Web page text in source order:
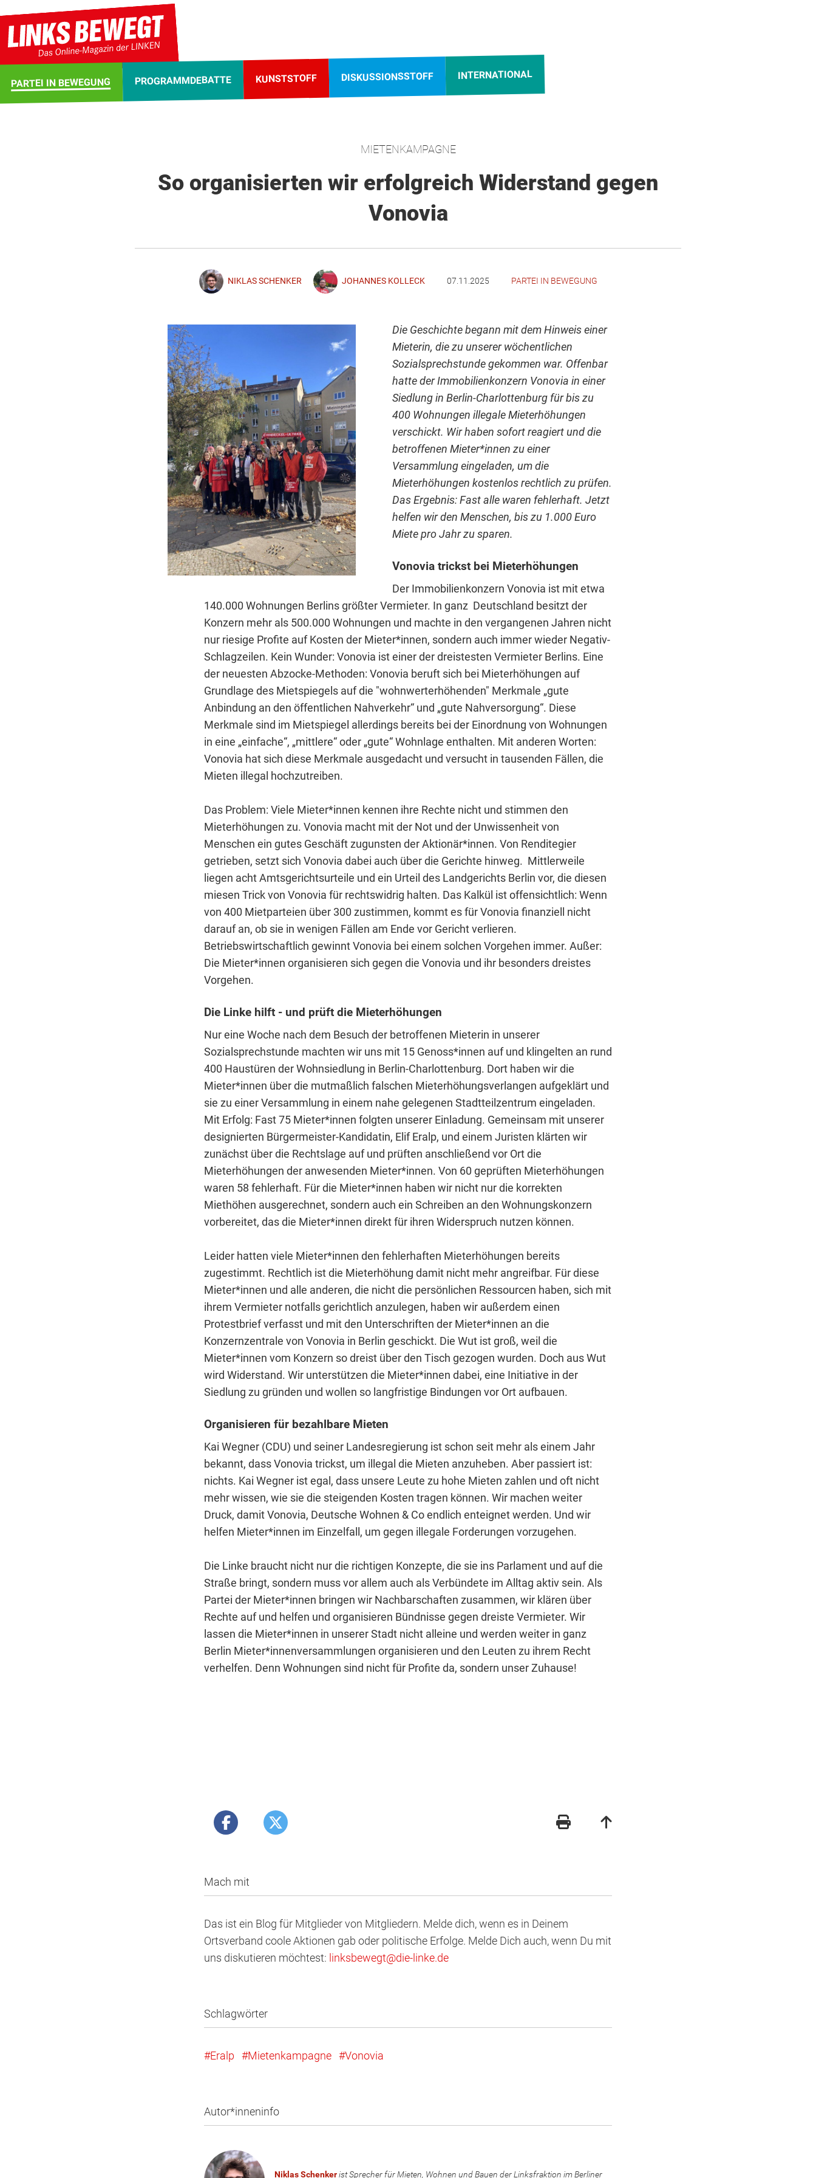
PARTEI IN BEWEGUNG PROGRAMMDEBATTE KUNSTSTOFF DISKUSSIONSSTOFF INTERNATIONAL
MIETENKAMPAGNE
So organisierten wir erfolgreich Widerstand gegen
Vonovia
NIKLAS SCHENKER JOHANNES KOLLECK 07.11.2025 PARTEI IN BEWEGUNG
Die Geschichte begann mit dem Hinweis einer
Mieterin, die zu unserer wöchentlichen
Sozialsprechstunde gekommen war. Offenbar
hatte der Immobilienkonzern Vonovia in einer
Siedlung in Berlin-Charlottenburg für bis zu
400 Wohnungen illegale Mieterhöhungen
verschickt. Wir haben sofort reagiert und die
betroffenen Mieter*innen zu einer
Versammlung eingeladen, um die
Mieterhöhungen kostenlos rechtlich zu prüfen.
Das Ergebnis: Fast alle waren fehlerhaft. Jetzt
helfen wir den Menschen, bis zu 1.000 Euro
Miete pro Jahr zu sparen.
Vonovia trickst bei Mieterhöhungen
Der Immobilienkonzern Vonovia ist mit etwa
140.000 Wohnungen Berlins größter Vermieter. In ganz Deutschland besitzt der
Konzern mehr als 500.000 Wohnungen und machte in den vergangenen Jahren nicht
nur riesige Profite auf Kosten der Mieter*innen, sondern auch immer wieder Negativ-
Schlagzeilen. Kein Wunder: Vonovia ist einer der dreistesten Vermieter Berlins. Eine
der neuesten Abzocke-Methoden: Vonovia beruft sich bei Mieterhöhungen auf
Grundlage des Mietspiegels auf die "wohnwerterhöhenden" Merkmale „gute
Anbindung an den öffentlichen Nahverkehr“ und „gute Nahversorgung“. Diese
Merkmale sind im Mietspiegel allerdings bereits bei der Einordnung von Wohnungen
in eine „einfache“, „mittlere“ oder „gute“ Wohnlage enthalten. Mit anderen Worten:
Vonovia hat sich diese Merkmale ausgedacht und versucht in tausenden Fällen, die
Mieten illegal hochzutreiben.
Das Problem: Viele Mieter*innen kennen ihre Rechte nicht und stimmen den
Mieterhöhungen zu. Vonovia macht mit der Not und der Unwissenheit von
Menschen ein gutes Geschäft zugunsten der Aktionär*innen. Von Renditegier
getrieben, setzt sich Vonovia dabei auch über die Gerichte hinweg. Mittlerweile
liegen acht Amtsgerichtsurteile und ein Urteil des Landgerichts Berlin vor, die diesen
miesen Trick von Vonovia für rechtswidrig halten. Das Kalkül ist offensichtlich: Wenn
von 400 Mietparteien über 300 zustimmen, kommt es für Vonovia finanziell nicht
darauf an, ob sie in wenigen Fällen am Ende vor Gericht verlieren.
Betriebswirtschaftlich gewinnt Vonovia bei einem solchen Vorgehen immer. Außer:
Die Mieter*innen organisieren sich gegen die Vonovia und ihr besonders dreistes
Vorgehen.
Die Linke hilft - und prüft die Mieterhöhungen
Nur eine Woche nach dem Besuch der betroffenen Mieterin in unserer
Sozialsprechstunde machten wir uns mit 15 Genoss*innen auf und klingelten an rund
400 Haustüren der Wohnsiedlung in Berlin-Charlottenburg. Dort haben wir die
Mieter*innen über die mutmaßlich falschen Mieterhöhungsverlangen aufgeklärt und
sie zu einer Versammlung in einem nahe gelegenen Stadtteilzentrum eingeladen.
Mit Erfolg: Fast 75 Mieter*innen folgten unserer Einladung. Gemeinsam mit unserer
designierten Bürgermeister-Kandidatin, Elif Eralp, und einem Juristen klärten wir
zunächst über die Rechtslage auf und prüften anschließend vor Ort die
Mieterhöhungen der anwesenden Mieter*innen. Von 60 geprüften Mieterhöhungen
waren 58 fehlerhaft. Für die Mieter*innen haben wir nicht nur die korrekten
Miethöhen ausgerechnet, sondern auch ein Schreiben an den Wohnungskonzern
vorbereitet, das die Mieter*innen direkt für ihren Widerspruch nutzen können.
Leider hatten viele Mieter*innen den fehlerhaften Mieterhöhungen bereits
zugestimmt. Rechtlich ist die Mieterhöhung damit nicht mehr angreifbar. Für diese
Mieter*innen und alle anderen, die nicht die persönlichen Ressourcen haben, sich mit
ihrem Vermieter notfalls gerichtlich anzulegen, haben wir außerdem einen
Protestbrief verfasst und mit den Unterschriften der Mieter*innen an die
Konzernzentrale von Vonovia in Berlin geschickt. Die Wut ist groß, weil die
Mieter*innen vom Konzern so dreist über den Tisch gezogen wurden. Doch aus Wut
wird Widerstand. Wir unterstützen die Mieter*innen dabei, eine Initiative in der
Siedlung zu gründen und wollen so langfristige Bindungen vor Ort aufbauen.
Organisieren für bezahlbare Mieten
Kai Wegner (CDU) und seiner Landesregierung ist schon seit mehr als einem Jahr
bekannt, dass Vonovia trickst, um illegal die Mieten anzuheben. Aber passiert ist:
nichts. Kai Wegner ist egal, dass unsere Leute zu hohe Mieten zahlen und oft nicht
mehr wissen, wie sie die steigenden Kosten tragen können. Wir machen weiter
Druck, damit Vonovia, Deutsche Wohnen & Co endlich enteignet werden. Und wir
helfen Mieter*innen im Einzelfall, um gegen illegale Forderungen vorzugehen.
Die Linke braucht nicht nur die richtigen Konzepte, die sie ins Parlament und auf die
Straße bringt, sondern muss vor allem auch als Verbündete im Alltag aktiv sein. Als
Partei der Mieter*innen bringen wir Nachbarschaften zusammen, wir klären über
Rechte auf und helfen und organisieren Bündnisse gegen dreiste Vermieter. Wir
lassen die Mieter*innen in unserer Stadt nicht alleine und werden weiter in ganz
Berlin Mieter*innenversammlungen organisieren und den Leuten zu ihrem Recht
verhelfen. Denn Wohnungen sind nicht für Profite da, sondern unser Zuhause!
Mach mit
Das ist ein Blog für Mitglieder von Mitgliedern. Melde dich, wenn es in Deinem
Ortsverband coole Aktionen gab oder politische Erfolge. Melde Dich auch, wenn Du mit
uns diskutieren möchtest: linksbewegt@die-l inke.de
Schlagwörter
Eralp Mietenkampagne Vonovia
Autor*inneninfo
Niklas Schenkerist Sprecher für Mieten, Wohnen und Bauen der Linksfraktion im Berliner